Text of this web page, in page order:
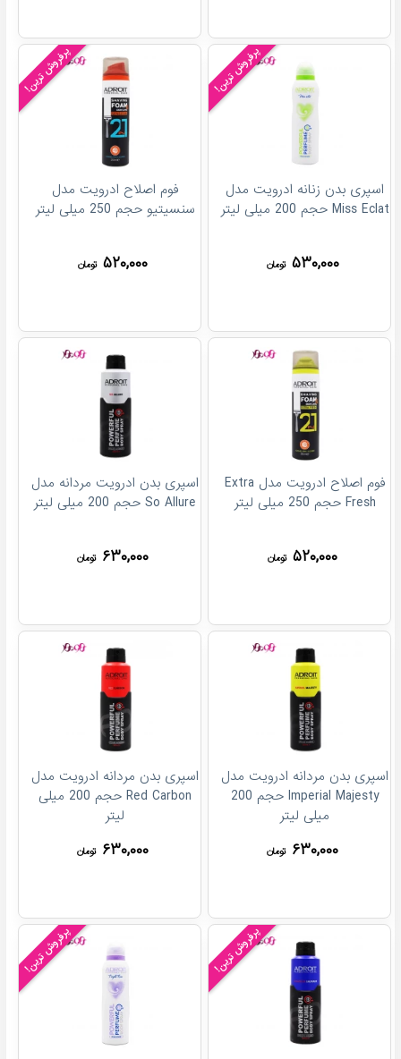
پرفروش ترین!
اسپری بدن زنانه ادرویت مدل
Miss Eclat حجم 200 میلی لیتر
۵۳۰,۰۰۰ تومان
پرفروش ترین!
فوم اصلاح ادرویت مدل
سنسیتیو حجم 250 میلی لیتر
۵۲۰,۰۰۰ تومان
فوم اصلاح ادرویت مدل Extra
Fresh حجم 250 میلی لیتر
۵۲۰,۰۰۰ تومان
اسپری بدن ادرویت مردانه مدل
So Allure حجم 200 میلی لیتر
۶۳۰,۰۰۰ تومان
اسپری بدن مردانه ادرویت مدل
Imperial Majesty حجم 200
میلی لیتر
۶۳۰,۰۰۰ تومان
اسپری بدن مردانه ادرویت مدل
Red Carbon حجم 200 میلی
لیتر
۶۳۰,۰۰۰ تومان
پرفروش ترین! پرفروش ترین!